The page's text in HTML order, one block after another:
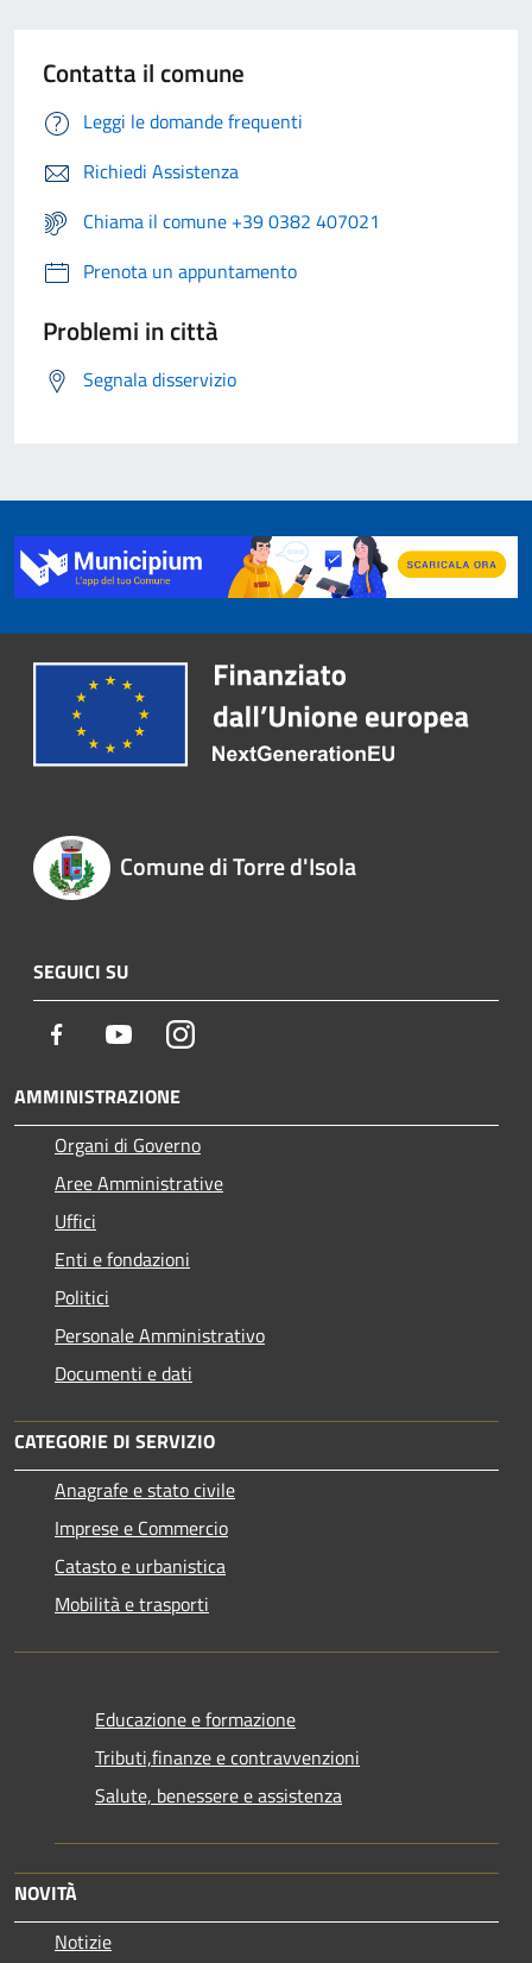
Contatta il comune
Leggi le domande frequenti
Richiedi Assistenza
Chiama il comune +39 0382 407021
Prenota un appuntamento
Problemi in città
Segnala disservizio
Comune di Torre d'Isola
SEGUICI SU
Facebook YoutubeInstagram
AMMINISTRAZIONE
Organi di Governo
Aree Amministrative
Uffici
Enti e fondazioni
Politici
Personale Amministrativo
Documenti e dati
CATEGORIE DI SERVIZIO
Anagrafe e stato civile
Imprese e Commercio
Catasto e urbanistica
Mobilità e trasporti
Educazione e formazione
Tributi,finanze e contravvenzioni
Salute, benessere e assistenza
NOVITÀ
Notizie